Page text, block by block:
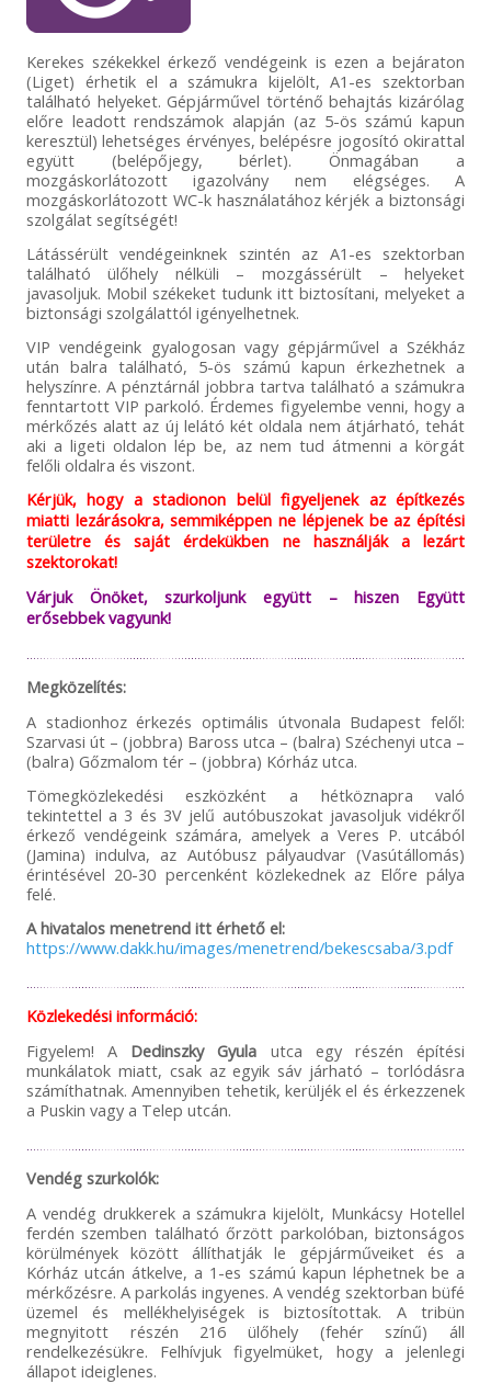
Kerekes székekkel érkező vendégeink is ezen a bejáraton
(Liget) érhetik el a számukra kijelölt, A1-es szektorban
található helyeket. Gépjárművel történő behajtás kizárólag
előre leadott rendszámok alapján (az 5-ös számú kapun
keresztül) lehetséges érvényes, belépésre jogosító okirattal
együtt (belépőjegy, bérlet). Önmagában a
mozgáskorlátozott igazolvány nem elégséges. A
mozgáskorlátozott WC-k használatához kérjék a biztonsági
szolgálat segítségét!
Látássérült vendégeinknek szintén az A1-es szektorban
található ülőhely nélküli – mozgássérült – helyeket
javasoljuk. Mobil székeket tudunk itt biztosítani, melyeket a
biztonsági szolgálattól igényelhetnek.
VIP vendégeink gyalogosan vagy gépjárművel a Székház
után balra található, 5-ös számú kapun érkezhetnek a
helyszínre. A pénztárnál jobbra tartva található a számukra
fenntartott VIP parkoló. Érdemes figyelembe venni, hogy a
mérkőzés alatt az új lelátó két oldala nem átjárható, tehát
aki a ligeti oldalon lép be, az nem tud átmenni a körgát
felőli oldalra és viszont.
Kérjük, hogy a stadionon belül figyeljenek az építkezés
miatti lezárásokra, semmiképpen ne lépjenek be az építési
területre és saját érdekükben ne használják a lezárt
szektorokat!
Várjuk Önöket, szurkoljunk együtt – hiszen Együtt
erősebbek vagyunk!
Megközelítés:
A stadionhoz érkezés optimális útvonala Budapest felől:
Szarvasi út – (jobbra) Baross utca – (balra) Széchenyi utca –
(balra) Gőzmalom tér – (jobbra) Kórház utca.
Tömegközlekedési eszközként a hétköznapra való
tekintettel a 3 és 3V jelű autóbuszokat javasoljuk vidékről
érkező vendégeink számára, amelyek a Veres P. utcából
(Jamina) indulva, az Autóbusz pályaudvar (Vasútállomás)
érintésével 20-30 percenként közlekednek az Előre pálya
felé.
A hivatalos menetrend itt érhető el:
https://www.dakk.hu/images/menetrend/bekescsaba/3.pdf
Közlekedési információ:
Figyelem! A Dedinszky Gyula utca egy részén építési
munkálatok miatt, csak az egyik sáv járható – torlódásra
számíthatnak. Amennyiben tehetik, kerüljék el és érkezzenek
a Puskin vagy a Telep utcán.
Vendég szurkolók:
A vendég drukkerek a számukra kijelölt, Munkácsy Hotellel
ferdén szemben található őrzött parkolóban, biztonságos
körülmények között állíthatják le gépjárműveiket és a
Kórház utcán átkelve, a 1-es számú kapun léphetnek be a
mérkőzésre. A parkolás ingyenes. A vendég szektorban büfé
üzemel és mellékhelyiségek is biztosítottak. A tribün
megnyitott részén 216 ülőhely (fehér színű) áll
rendelkezésükre. Felhívjuk figyelmüket, hogy a jelenlegi
állapot ideiglenes.